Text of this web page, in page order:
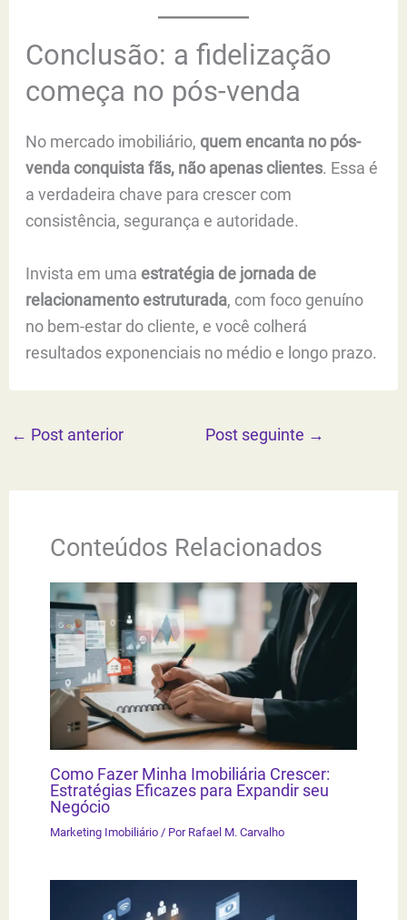
Conclusão: a fidelização
começa no pós-venda
No mercado imobiliário, quem encanta no pós-
venda conquista fãs, não apenas clientes. Essa é
a verdadeira chave para crescer com
consistência, segurança e autoridade.
Invista em uma estratégia de jornada de
relacionamento estruturada, com foco genuíno
no bem-estar do cliente, e você colherá
resultados exponenciais no médio e longo prazo.
← Post anterior Post seguinte →
Conteúdos Relacionados
Como Fazer Minha Imobiliária Crescer:
Estratégias Eficazes para Expandir seu
Negócio
Marketing Imobiliário / Por Rafael M. Carvalho